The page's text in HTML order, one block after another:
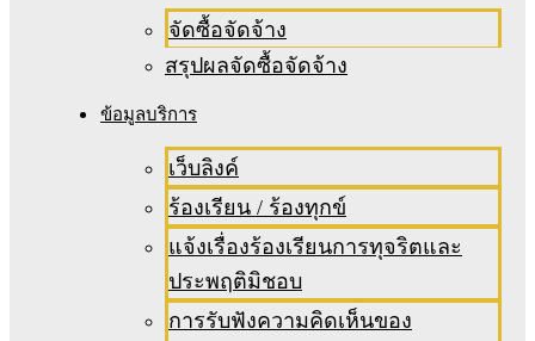
จัดซื้อจัดจ้าง
สรุปผลจัดซื้อจัดจ้าง
ข้อมูลบริการ
เว็บลิงค์
ร้องเรียน / ร้องทุกข์
แจ้งเรื่องร้องเรียนการทุจริตและ
ประพฤติมิชอบ
การรับฟังความคิดเห็นของ